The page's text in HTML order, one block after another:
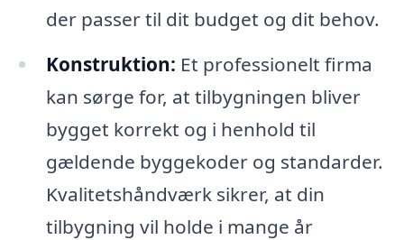
der passer til dit budget og dit behov.
Konstruktion: Et professionelt firma
kan sørge for, at tilbygningen bliver
bygget korrekt og i henhold til
gældende byggekoder og standarder.
Kvalitetshåndværk sikrer, at din
tilbygning vil holde i mange år